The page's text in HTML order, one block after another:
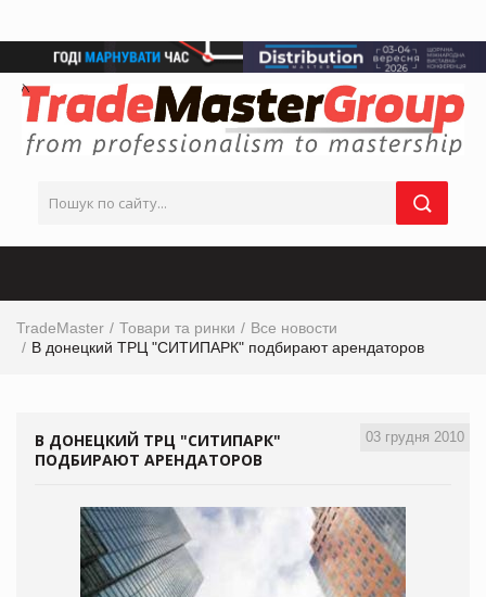
TradeMaster Товари та ринки
Все новости
В донецкий ТРЦ "СИТИПАРК" подбирают арендаторов
03 грудня 2010
В ДОНЕЦКИЙ ТРЦ "СИТИПАРК"
ПОДБИРАЮТ АРЕНДАТОРОВ